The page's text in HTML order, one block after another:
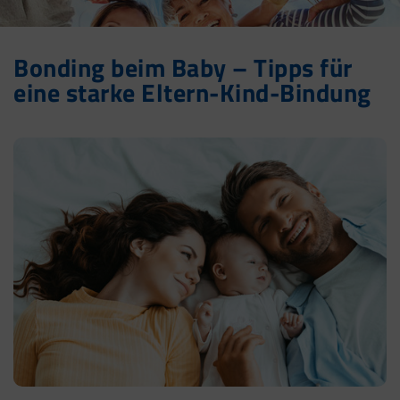
Bonding beim Baby – Tipps für
eine starke Eltern-Kind-Bindung